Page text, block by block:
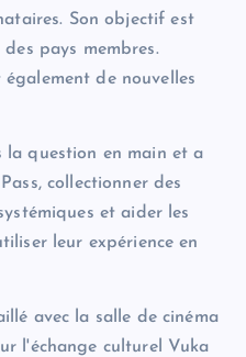
Son objectif est
pays membres.
de nouvelles
la question en main et a
collectionner des
et aider les
leur expérience en
avec la salle de cinéma
l'échange culturel Vuka